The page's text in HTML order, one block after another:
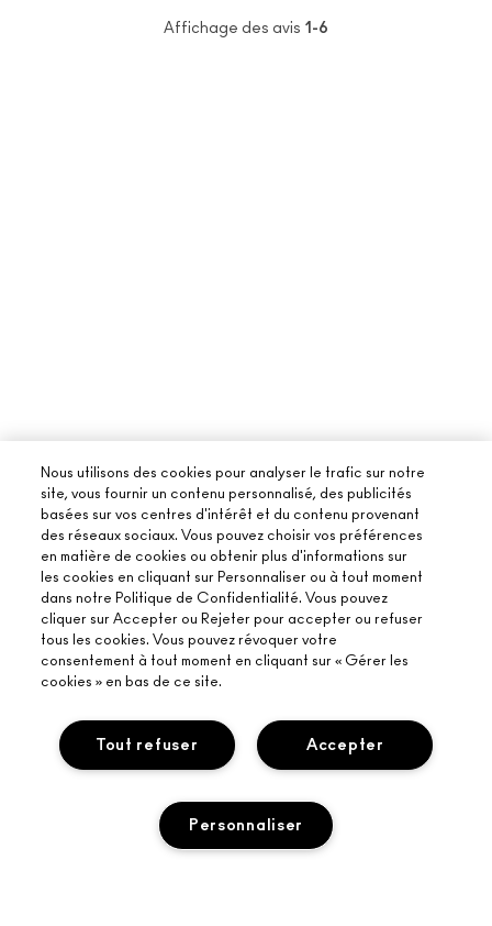
Affichage des avis 1-6
À PROPOS DE MAC
NOTRE HISTOIRE
PROGRAMME DE RECYCLAGE
Nous utilisons des cookies pour analyser le trafic sur notre
site, vous fournir un contenu personnalisé, des publicités
basées sur vos centres d'intérêt et du contenu provenant
des réseaux sociaux. Vous pouvez choisir vos préférences
en matière de cookies ou obtenir plus d'informations sur
les cookies en cliquant sur Personnaliser ou à tout moment
dans notre Politique de Confidentialité. Vous pouvez
cliquer sur Accepter ou Rejeter pour accepter ou refuser
tous les cookies. Vous pouvez révoquer votre
consentement à tout moment en cliquant sur « Gérer les
cookies » en bas de ce site.
Accepter
Tout refuser
Personnaliser